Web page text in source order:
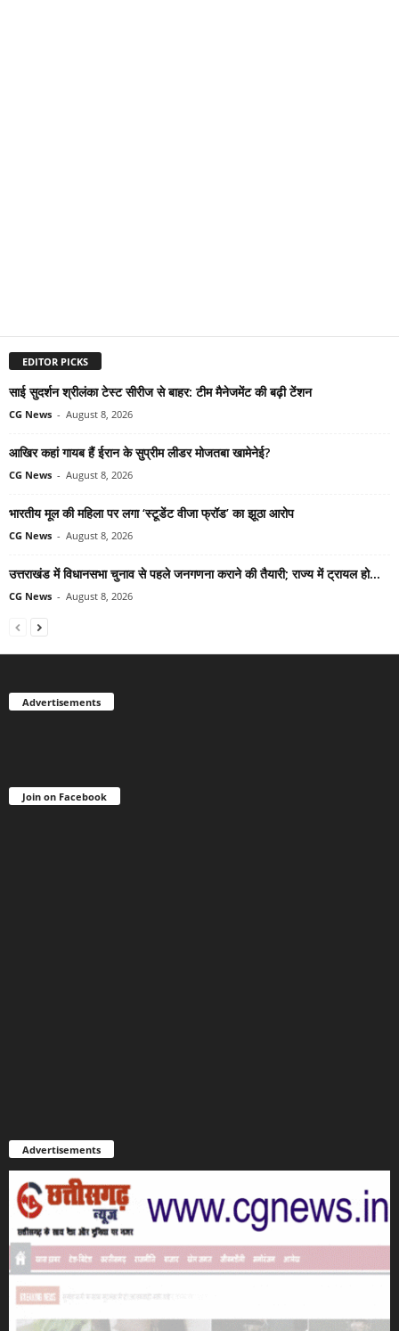
EDITOR PICKS
साई सुदर्शन श्रीलंका टेस्ट सीरीज से बाहर: टीम मैनेजमेंट की बढ़ी टेंशन
CG News - August 8, 2026
आखिर कहां गायब हैं ईरान के सुप्रीम लीडर मोजतबा खामेनेई?
CG News - August 8, 2026
भारतीय मूल की महिला पर लगा ‘स्टूडेंट वीजा फ्रॉड’ का झूठा आरोप
CG News - August 8, 2026
उत्तराखंड में विधानसभा चुनाव से पहले जनगणना कराने की तैयारी; राज्य में ट्रायल हो...
CG News - August 8, 2026
Advertisements
Join on Facebook
Advertisements